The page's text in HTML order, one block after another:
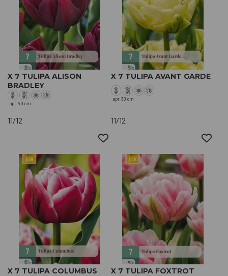
X 7 TULIPA ALISON
BRADLEY
apr 40 cm
11/12
X 7 TULIPA AVANT GARDE
apr 30 cm
11/12
X 7 TULIPA COLUMBUS X 7 TULIPA FOXTROT